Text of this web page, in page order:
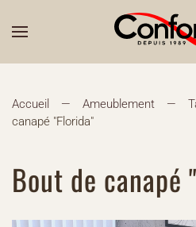
Accueil Ameublement
canapé "Florida"
Bout de canapé